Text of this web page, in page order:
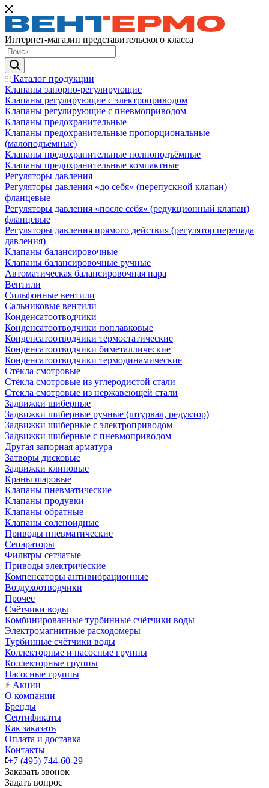
Интернет-магазин представительского класса
Каталог продукции
Клапаны запорно-регулирующие
Клапаны регулирующие с электроприводом
Клапаны регулирующие с пневмоприводом
Клапаны предохранительные
Клапаны предохранительные пропорциональные
(малоподъёмные)
Клапаны предохранительные полноподъёмные
Клапаны предохранительные компактные
Регуляторы давления
Регуляторы давления «до себя» (перепускной клапан)
фланцевые
Регуляторы давления «после себя» (редукционный клапан)
фланцевые
Регуляторы давления прямого действия (регулятор перепада
давления)
Клапаны балансировочные
Клапаны балансировочные ручные
Автоматическая балансировочная пара
Вентили
Сильфонные вентили
Сальниковые вентили
Конденсатоотводчики
Конденсатоотводчики поплавковые
Конденсатоотводчики термостатические
Конденсатоотводчики биметаллические
Конденсатоотводчики термодинамические
Стёкла смотровые
Стёкла смотровые из углеродистой стали
Стёкла смотровые из нержавеющей стали
Задвижки шиберные
Задвижки шиберные ручные (штурвал, редуктор)
Задвижки шиберные с электроприводом
Задвижки шиберные с пневмоприводом
Другая запорная арматура
Затворы дисковые
Задвижки клиновые
Краны шаровые
Клапаны пневматические
Клапаны продувки
Клапаны обратные
Клапаны соленоидные
Приводы пневматические
Сепараторы
Фильтры сетчатые
Приводы электрические
Компенсаторы антивибрационные
Воздухоотводчики
Прочее
Счётчики воды
Комбинированные турбинные счётчики воды
Электромагнитные расходомеры
Турбинные счётчики воды
Коллекторные и насосные группы
Коллекторные группы
Насосные группы
Акции
О компании
Бренды
Сертификаты
Как заказать
Оплата и доставка
Контакты
+7 (495) 744-60-29
Заказать звонок
Задать вопрос